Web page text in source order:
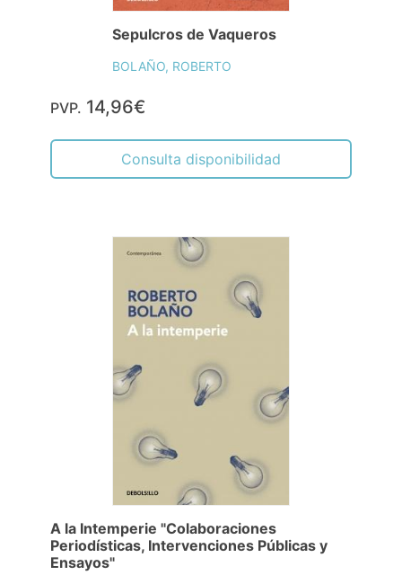
Sepulcros de Vaqueros
BOLAÑO, ROBERTO
PVP. 14,96€
Consulta disponibilidad
A la Intemperie "Colaboraciones
Periodísticas, Intervenciones Públicas y
Ensayos"